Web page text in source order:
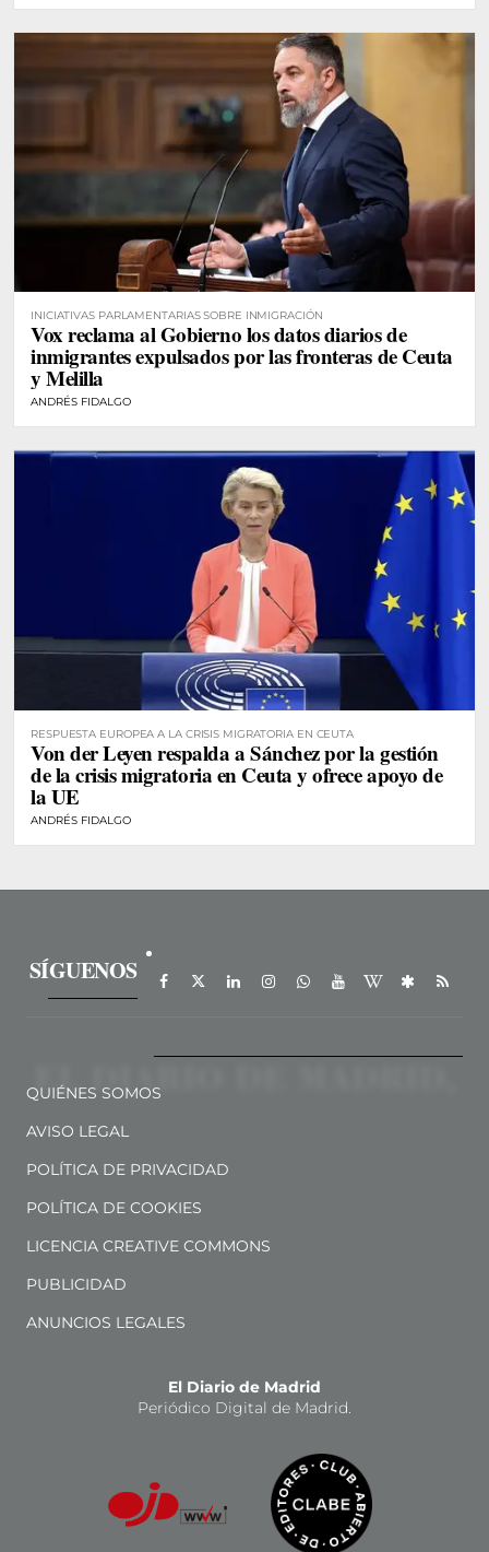
INICIATIVAS PARLAMENTARIAS SOBRE INMIGRACIÓN
Vox reclama al Gobierno los datos diarios de
inmigrantes expulsados por las fronteras de Ceuta
y Melilla
ANDRÉS FIDALGO
RESPUESTA EUROPEA A LA CRISIS MIGRATORIA EN CEUTA
Von der Leyen respalda a Sánchez por la gestión
de la crisis migratoria en Ceuta y ofrece apoyo de
la UE
ANDRÉS FIDALGO
SÍGUENOS
QUIÉNES SOMOS
AVISO LEGAL
POLÍTICA DE PRIVACIDAD
POLÍTICA DE COOKIES
LICENCIA CREATIVE COMMONS
PUBLICIDAD
ANUNCIOS LEGALES
El Diario de Madrid
Periódico Digital de Madrid.